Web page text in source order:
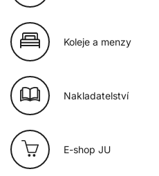
Koleje a menzy
Nakladatelství
E-shop JU